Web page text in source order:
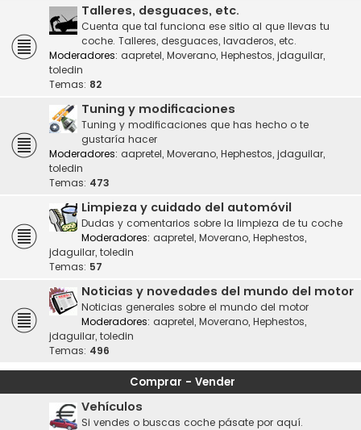
Talleres, desguaces, etc.
Cuenta que tal funciona ese sitio al que llevas tu
coche. Talleres, desguaces, lavaderos, etc.
Moderadores: aapretel, Moverano, Hephestos, jdaguilar,
toledin
Temas: 82
Tuning y modificaciones
Tuning y modificaciones que has hecho o te
gustaría hacer
Moderadores: aapretel, Moverano, Hephestos, jdaguilar,
toledin
Temas: 473
Limpieza y cuidado del automóvil
Dudas y comentarios sobre la limpieza de tu coche
Moderadores: aapretel, Moverano, Hephestos,
jdaguilar, toledin
Temas: 57
Noticias y novedades del mundo del motor
Noticias generales sobre el mundo del motor
Moderadores: aapretel, Moverano, Hephestos,
jdaguilar, toledin
Temas: 496
Comprar - Vender
Vehículos
Si vendes o buscas coche pásate por aquí.